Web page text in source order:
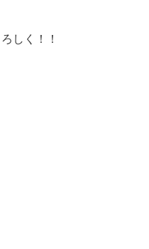
しく！！